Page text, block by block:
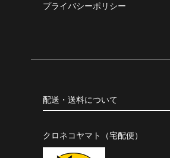
プライバシーポリシー
配送・送料について
クロネコヤマト（宅配便）